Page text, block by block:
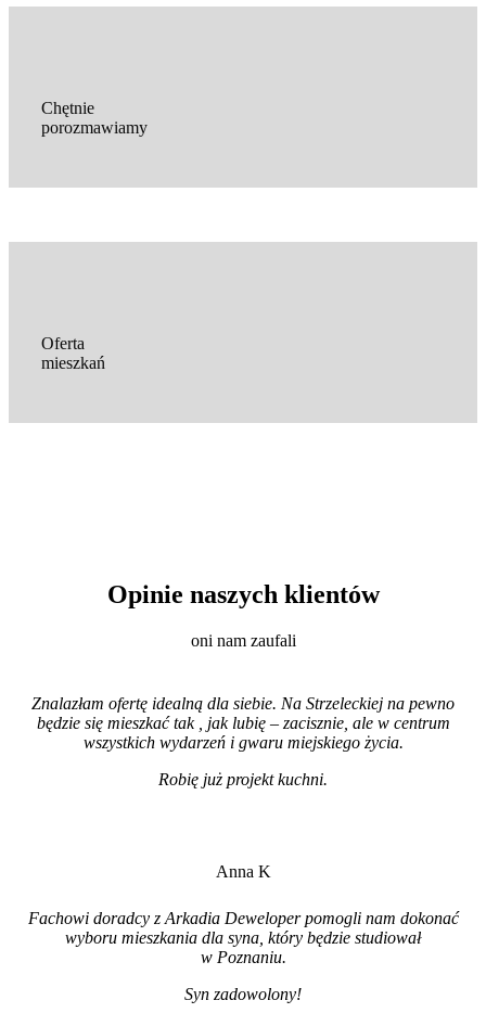
Chętnie
porozmawiamy
Oferta
mieszkań
Opinie naszych klientów
oni nam zaufali
Znalazłam ofertę idealną dla siebie. Na Strzeleckiej na pewno
będzie się mieszkać tak , jak lubię – zacisznie, ale w centrum
wszystkich wydarzeń i gwaru miejskiego życia.
Robię już projekt kuchni.
Anna K
Fachowi doradcy z Arkadia Deweloper pomogli nam dokonać
wyboru mieszkania dla syna, który będzie studiował
w Poznaniu.
Syn zadowolony!